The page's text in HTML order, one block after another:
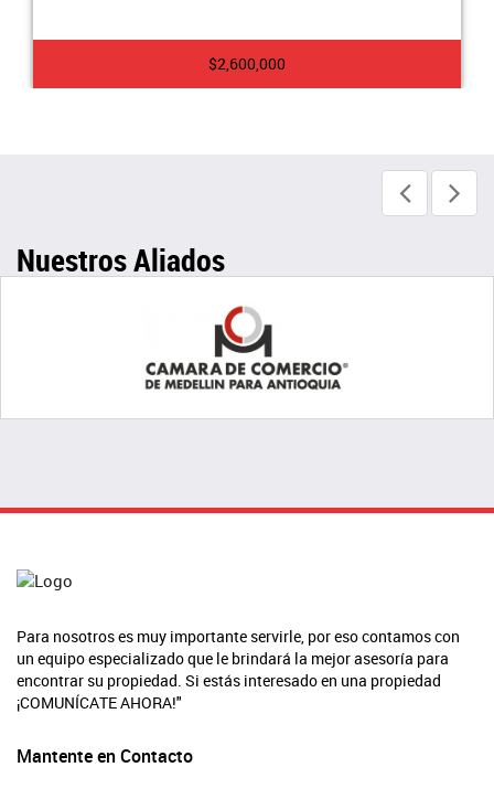
$2,600,000
Nuestros Aliados
Para nosotros es muy importante servirle, por eso contamos con
un equipo especializado que le brindará la mejor asesoría para
encontrar su propiedad. Si estás interesado en una propiedad
¡COMUNÍCATE AHORA!"
Mantente en Contacto